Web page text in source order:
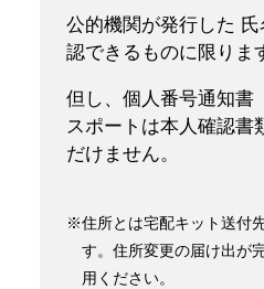
公的機関が発行した
認できるものに限りま
但し、個人番号通知書
スポートは本人確認書
だけません。
※住所とは宅配キット送付
す。住所変更の届け出が
用ください。